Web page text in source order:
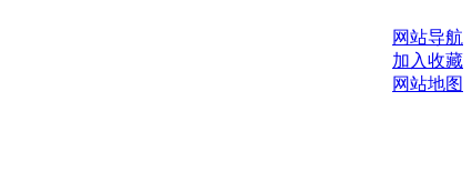
网站导航
加入收藏
网站地图